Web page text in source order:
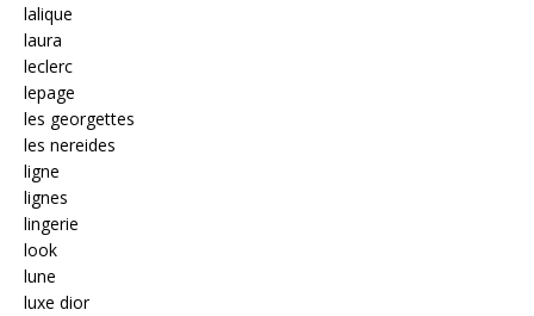
lalique
laura
leclerc
lepage
les georgettes
les nereides
ligne
lignes
lingerie
look
lune
luxe dior